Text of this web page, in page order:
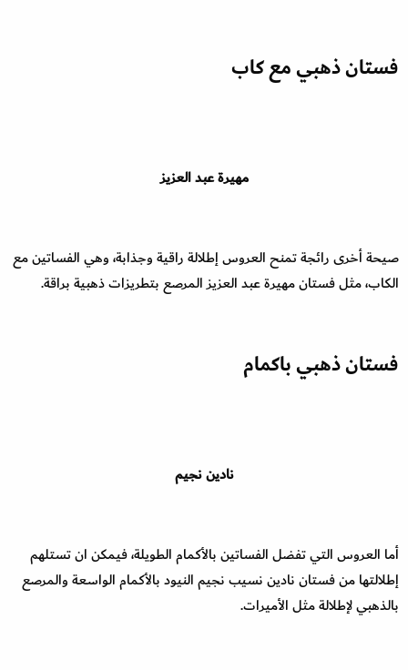
فستان ذهبي مع كاب
مهيرة عبد العزيز
صيحة أخرى رائجة تمنح العروس إطلالة راقية وجذابة، وهي الفساتين مع
الكاب، مثل فستان مهيرة عبد العزيز المرصع بتطريزات ذهبية براقة.
فستان ذهبي باكمام
نادين نجيم
أما العروس التي تفضل الفساتين بالأكمام الطويلة، فيمكن ان تستلهم
إطلالتها من فستان نادين نسيب نجيم النيود بالأكمام الواسعة والمرصع
بالذهبي لإطلالة مثل الأميرات.